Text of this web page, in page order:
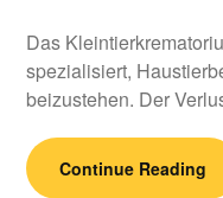
Das
spezialisiert,
beizustehen. Der
Continue Reading